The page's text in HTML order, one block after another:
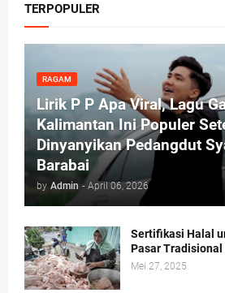
TERPOPULER
RAGAM
Lirik P P Apa Viral, Lagu
Kalimantan Ini Populer
Dinyanyikan Pedangdut
Barabai
by Admin - April 06, 2026
Sertifikasi Halal
Pasar
Mei 27, 2025